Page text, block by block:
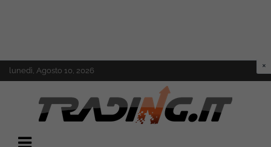
Skip
to
lunedì, Agosto 10, 2026
Trading.it